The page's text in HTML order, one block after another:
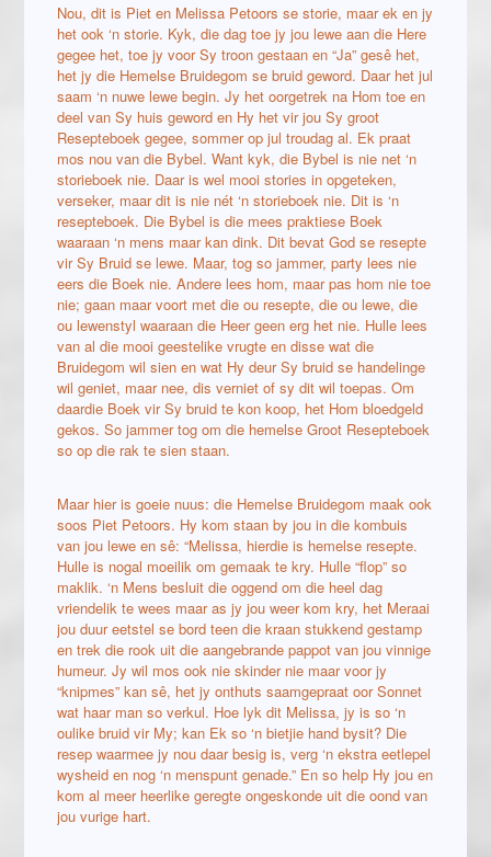
Nou, dit is Piet en Melissa Petoors se storie, maar ek en jy
het ook ‘n storie. Kyk, die dag toe jy jou lewe aan die Here
gegee het, toe jy voor Sy troon gestaan en “Ja” gesê het,
het jy die Hemelse Bruidegom se bruid geword. Daar het jul
saam ‘n nuwe lewe begin. Jy het oorgetrek na Hom toe en
deel van Sy huis geword en Hy het vir jou Sy groot
Resepteboek gegee, sommer op jul troudag al. Ek praat
mos nou van die Bybel. Want kyk, die Bybel is nie net ‘n
storieboek nie. Daar is wel mooi stories in opgeteken,
verseker, maar dit is nie nét ‘n storieboek nie. Dit is ‘n
resepteboek. Die Bybel is die mees praktiese Boek
waaraan ‘n mens maar kan dink. Dit bevat God se resepte
vir Sy Bruid se lewe. Maar, tog so jammer, party lees nie
eers die Boek nie. Andere lees hom, maar pas hom nie toe
nie; gaan maar voort met die ou resepte, die ou lewe, die
ou lewenstyl waaraan die Heer geen erg het nie. Hulle lees
van al die mooi geestelike vrugte en disse wat die
Bruidegom wil sien en wat Hy deur Sy bruid se handelinge
wil geniet, maar nee, dis verniet of sy dit wil toepas. Om
daardie Boek vir Sy bruid te kon koop, het Hom bloedgeld
gekos. So jammer tog om die hemelse Groot Resepteboek
so op die rak te sien staan.
Maar hier is goeie nuus: die Hemelse Bruidegom maak ook
soos Piet Petoors. Hy kom staan by jou in die kombuis
van jou lewe en sê: “Melissa, hierdie is hemelse resepte.
Hulle is nogal moeilik om gemaak te kry. Hulle “flop” so
maklik. ‘n Mens besluit die oggend om die heel dag
vriendelik te wees maar as jy jou weer kom kry, het Meraai
jou duur eetstel se bord teen die kraan stukkend gestamp
en trek die rook uit die aangebrande pappot van jou vinnige
humeur. Jy wil mos ook nie skinder nie maar voor jy
“knipmes” kan sê, het jy onthuts saamgepraat oor Sonnet
wat haar man so verkul. Hoe lyk dit Melissa, jy is so ‘n
oulike bruid vir My; kan Ek so ‘n bietjie hand bysit? Die
resep waarmee jy nou daar besig is, verg ‘n ekstra eetlepel
wysheid en nog ‘n menspunt genade.” En so help Hy jou en
kom al meer heerlike geregte ongeskonde uit die oond van
jou vurige hart.